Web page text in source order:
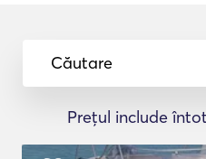
Căutare
Prețul include